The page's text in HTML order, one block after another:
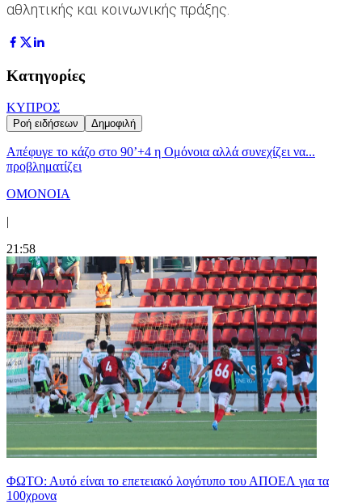
αθλητικής και κοινωνικής πράξης.
Κατηγορίες
ΚΥΠΡΟΣ
Ροή ειδήσεων Δημοφιλή
Απέφυγε το κάζο στο 90’+4 η Ομόνοια αλλά συνεχίζει να...
προβληματίζει
ΟΜΟΝΟΙΑ
|
21:58
ΦΩΤΟ: Αυτό είναι το επετειακό λογότυπο του ΑΠΟΕΛ για τα
100χρονα